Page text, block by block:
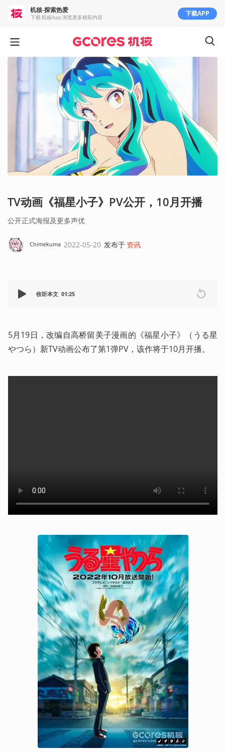
TV动画《福星小子》PV公开，10月开播
公开正式海报及更多声优
Chimekuma 2022-05-20 发布于 资讯
收听本文 01:25
5月19日，改编自高桥留美子漫画的《福星小子》（うる星
やつら）新TV动画公布了第1弹PV，该作将于10月开播。
机核-探索热爱
下载 机核App 浏览更多精彩内容 下载APP